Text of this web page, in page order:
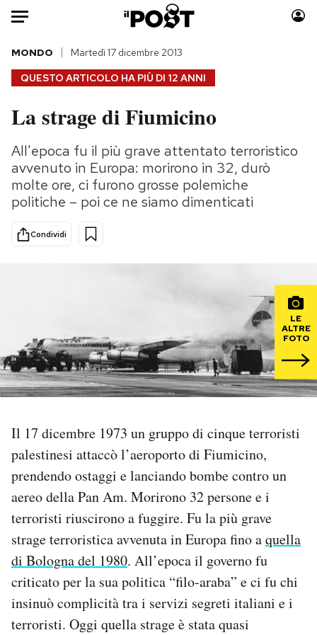
Auto
HOME
Italia
Politica
Tecnologia
Internet
Scienza
Cultura
Moda
Consumismi
Storie/Idee
Ok Boomer!
Altrecose
PODCAST
NEWSLETTER
I MIEI PREFERITI
AREA PERSONALE
Area Personale
Newsletter
QUESTO ARTICOLO HA PIÙ DI 12 ANNI
MONDO Martedì 17 dicembre 2013
La strage di Fiumicino
All'epoca fu il più grave attentato terroristico
avvenuto in Europa: morirono in 32, durò
molte ore, ci furono grosse polemiche
politiche – poi ce ne siamo dimenticati
Condividi
LE
ALTRE
FOTO
Il 17 dicembre 1973 un gruppo di cinque terroristi
palestinesi attaccò l’aeroporto di Fiumicino,
prendendo ostaggi e lanciando bombe contro un
aereo della Pan Am. Morirono 32 persone e i
terroristi riuscirono a fuggire. Fu la più grave
strage terroristica avvenuta in Europa fino aquella
di Bologna del 1980. All’epoca il governo fu
criticato per la sua politica “filo-araba” e ci fu chi
insinuò complicità tra i servizi segreti italiani e i
terroristi. Oggi quella strage è stata quasi